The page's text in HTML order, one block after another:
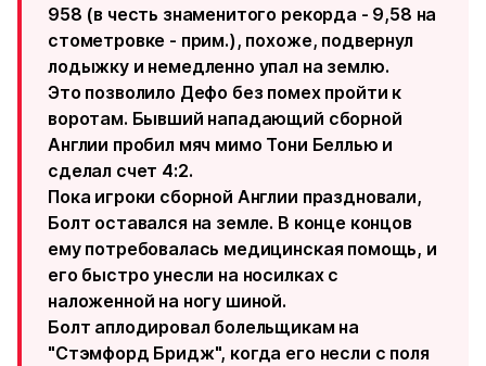
958 (в честь знаменитого рекорда - 9,58 на
стометровке - прим.), похоже, подвернул
лодыжку и немедленно упал на землю.
Это позволило Дефо без помех пройти к
воротам. Бывший нападающий сборной
Англии пробил мяч мимо Тони Беллью и
сделал счет 4:2.
Пока игроки сборной Англии праздновали,
Болт оставался на земле. В конце концов
ему потребовалась медицинская помощь, и
его быстро унесли на носилках с
наложенной на ногу шиной.
Болт аплодировал болельщикам на
"Стэмфорд Бридж", когда его несли с поля